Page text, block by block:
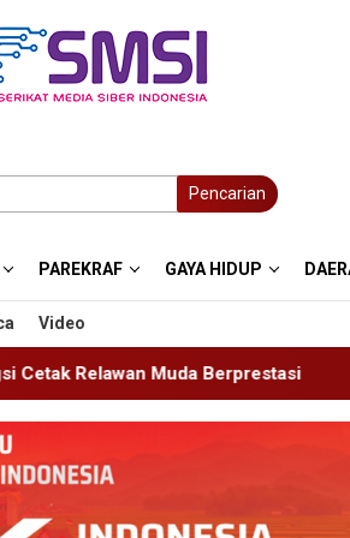
Pencarian
PAREKRAF GAYA HIDUP
Video
Imigrasi Ponorogo